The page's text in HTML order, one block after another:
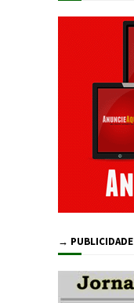
→ PUBLICIDADE